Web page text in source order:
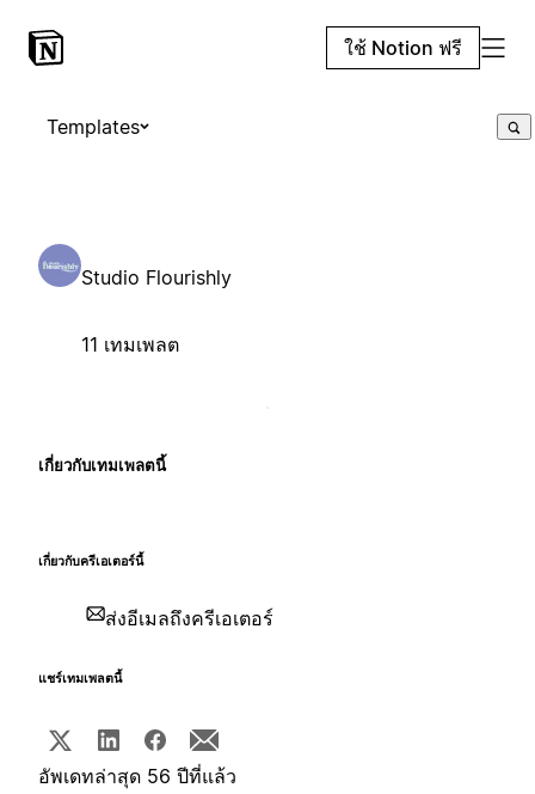
ใช้ Notion ฟรี
Templates
Studio Flourishly
11 เทมเพลต
เกี่ยวกับเทมเพลตนี้
เกี่ยวกับครีเอเตอร์นี้
ส่งอีเมลถึงครีเอเตอร์
แชร์เทมเพลตนี้
อัพเดทล่าสุด 56 ปีที่แล้ว